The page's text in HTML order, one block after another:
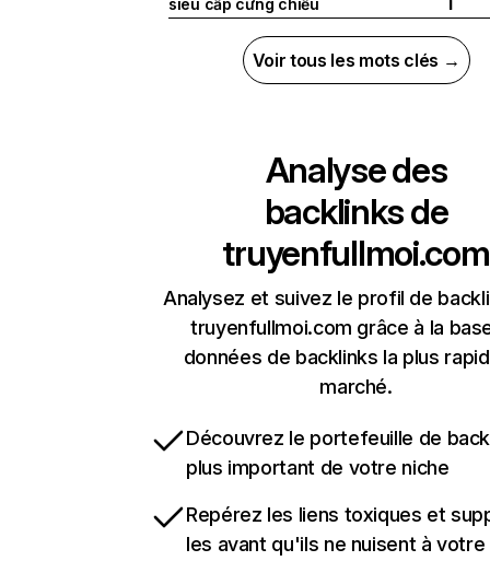
siêu cấp cưng chiều I
Voir tous les mots clés →
Analyse des
backlinks de
truyenfullmoi.com
Analysez et suivez le profil de
truyenfullmoi.com grâce à la
données de backlinks la plus
marché.
Découvrez le portefeuille de
plus important de votre niche
Repérez les liens toxiques et
les avant qu'ils ne nuisent à